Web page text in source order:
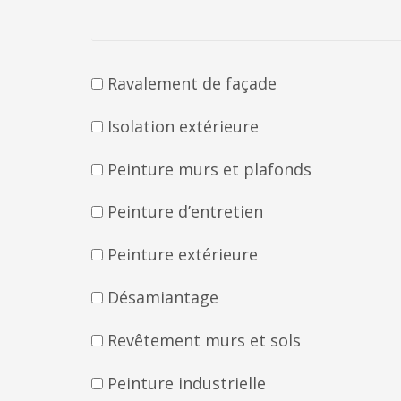
Ravalement de façade
Isolation extérieure
Peinture murs et plafonds
Peinture d’entretien
Peinture extérieure
Désamiantage
Revêtement murs et sols
Peinture industrielle